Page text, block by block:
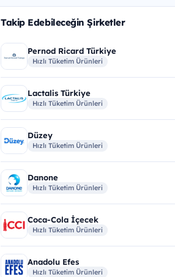
Takip Edebileceğin Şirketler
Pernod Ricard Türkiye
Hızlı Tüketim Ürünleri
Lactalis Türkiye
Hızlı Tüketim Ürünleri
Düzey
Hızlı Tüketim Ürünleri
Danone
Hızlı Tüketim Ürünleri
Coca-Cola İçecek
Hızlı Tüketim Ürünleri
Anadolu Efes
Hızlı Tüketim Ürünleri